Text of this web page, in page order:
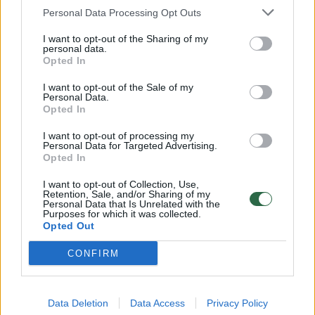
Personal Data Processing Opt Outs
I want to opt-out of the Sharing of my
personal data.
Opted In
I want to opt-out of the Sale of my
Personal Data.
Opted In
I want to opt-out of processing my
Personal Data for Targeted Advertising.
Opted In
I want to opt-out of Collection, Use,
Retention, Sale, and/or Sharing of my
Personal Data that Is Unrelated with the
Purposes for which it was collected.
Opted Out
CONFIRM
Data Deletion Data Access Privacy Policy
„Visi mus labai palaiko“
Žinios | Lietuvos diena
Alytaus r. – siaubingas reginys: gyventojai pamatė ant
kryžiaus prikaltą katiną
Žinios | Augintinis
00:00:35
Pensininko vairuojamas automobilis rėžėsi į vilkiką, žuvo
žmogus
Žinios | Kriminalai
autobuso avarijos vieta